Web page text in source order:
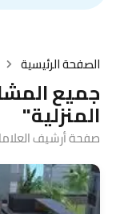
الصفحة الرئيسية
جميع
المنزلية"
صفحة أرشيف